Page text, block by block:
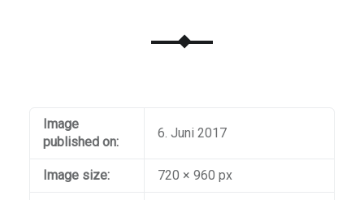
Image
published on:
6. Juni 2017
Image size: 720 × 960 px